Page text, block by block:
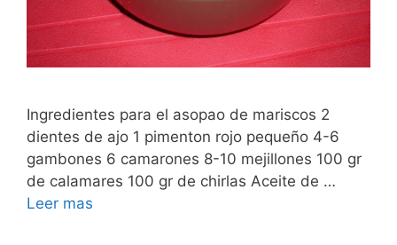
Ingredientes para el asopao de mariscos 2
dientes de ajo 1 pimenton rojo pequeño 4-6
gambones 6 camarones 8-10 mejillones 100 gr
de calamares 100 gr de chirlas Aceite de …
Leer mas